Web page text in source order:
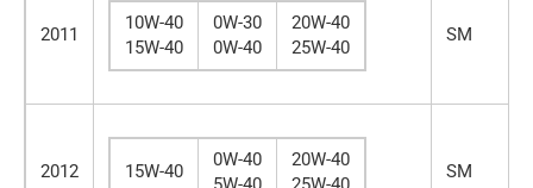
2011
10W-40
15W-40
0W-30
0W-40
20W-40
25W-40
SM
2012 15W-40
0W-40
20W-40
SM